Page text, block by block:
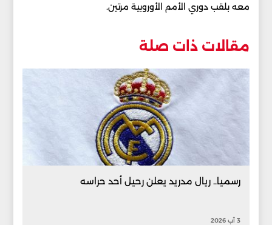
معه بلقب دوري الأمم الأوروبية مرتين.
مقالات ذات صلة
رسميا.. ريال مدريد يعلن رحيل أحد حراسه
3 آب 2026